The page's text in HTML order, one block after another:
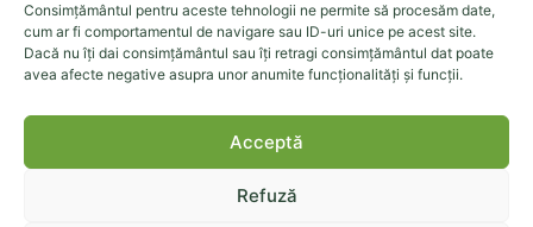
Consimțământul pentru aceste tehnologii ne permite să procesăm date,
cum ar fi comportamentul de navigare sau ID-uri unice pe acest site.
Dacă nu îți dai consimțământul sau îți retragi consimțământul dat poate
avea afecte negative asupra unor anumite funcționalități și funcții.
Acceptă
Refuză
EKOMMERCE EST SRL cui: 24795842, ROONRC.J2008002044048,
str. Calea Republicii 157c, Bacău, cod postal: 600304
Documente